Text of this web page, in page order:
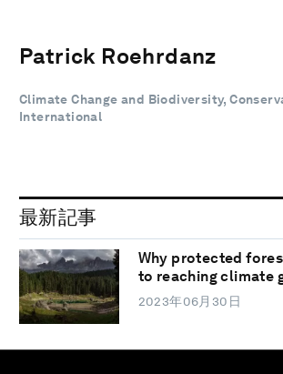
Patrick Roehrdanz
Climate Change and Biodiversity,
International
最新記事
Why protected
to reaching climate
2023年06月30日